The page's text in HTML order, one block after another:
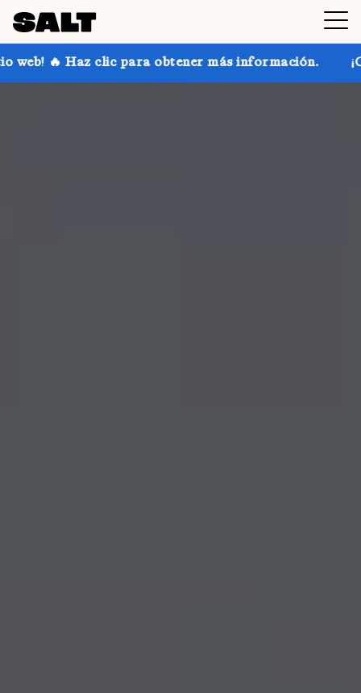
obtener más información. ¡Consigue hasta un